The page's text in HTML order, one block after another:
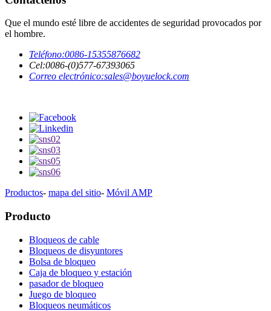
Que el mundo esté libre de accidentes de seguridad provocados por
el hombre.
Teléfono:0086-15355876682
Cel:0086-(0)577-67393065
Correo electrónico:sales@boyuelock.com
Productos- mapa del sitio- Móvil AMP
Producto
Bloqueos de cable
Bloqueos de disyuntores
Bolsa de bloqueo
Caja de bloqueo y estación
pasador de bloqueo
Juego de bloqueo
Bloqueos neumáticos